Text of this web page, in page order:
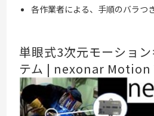
各作業者による、手順のバラつ
単眼式3次元モーショ
テム | nexonar